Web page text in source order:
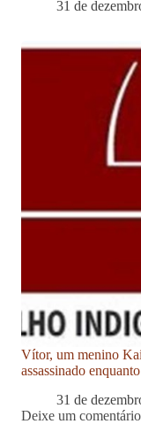
31 de
Vítor, um menino
assassinado
31 de
Deixe um comentário